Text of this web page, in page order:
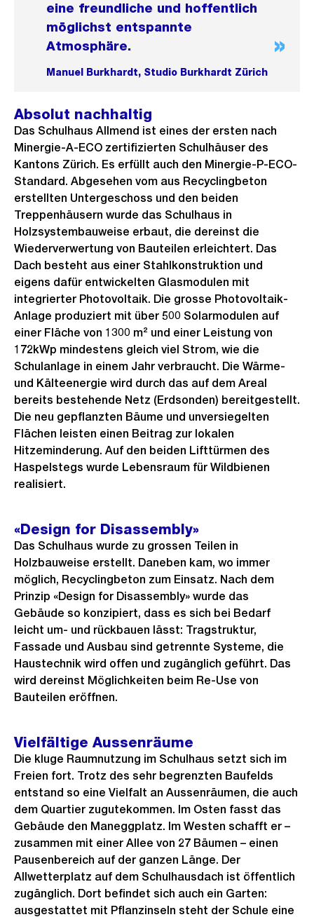
eine freundliche und hoffentlich
möglichst entspannte
Atmosphäre.
Manuel Burkhardt, Studio Burkhardt Zürich
Absolut nachhaltig
Das Schulhaus Allmend ist eines der ersten nach
Minergie-A-ECO zertifizierten Schulhäuser des
Kantons Zürich. Es erfüllt auch den Minergie-P-ECO-
Standard. Abgesehen vom aus Recyclingbeton
erstellten Untergeschoss und den beiden
Treppenhäusern wurde das Schulhaus in
Holzsystembauweise erbaut, die dereinst die
Wiederverwertung von Bauteilen erleichtert. Das
Dach besteht aus einer Stahlkonstruktion und
eigens dafür entwickelten Glasmodulen mit
integrierter Photovoltaik. Die grosse Photovoltaik-
Anlage produziert mit über 500 Solarmodulen auf
einer Fläche von 1300 m² und einer Leistung von
172kWp mindestens gleich viel Strom, wie die
Schulanlage in einem Jahr verbraucht. Die Wärme-
und Kälteenergie wird durch das auf dem Areal
bereits bestehende Netz (Erdsonden) bereitgestellt.
Die neu gepflanzten Bäume und unversiegelten
Flächen leisten einen Beitrag zur lokalen
Hitzeminderung. Auf den beiden Lifttürmen des
Haspelstegs wurde Lebensraum für Wildbienen
realisiert.
«Design for Disassembly»
Das Schulhaus wurde zu grossen Teilen in
Holzbauweise erstellt. Daneben kam, wo immer
möglich, Recyclingbeton zum Einsatz. Nach dem
Prinzip «Design for Disassembly» wurde das
Gebäude so konzipiert, dass es sich bei Bedarf
leicht um- und rückbauen lässt: Tragstruktur,
Fassade und Ausbau sind getrennte Systeme, die
Haustechnik wird offen und zugänglich geführt. Das
wird dereinst Möglichkeiten beim Re-Use von
Bauteilen eröffnen.
Vielfältige Aussenräume
Die kluge Raumnutzung im Schulhaus setzt sich im
Freien fort. Trotz des sehr begrenzten Baufelds
entstand so eine Vielfalt an Aussenräumen, die auch
dem Quartier zugutekommen. Im Osten fasst das
Gebäude den Maneggplatz. Im Westen schafft er –
zusammen mit einer Allee von 27 Bäumen – einen
Pausenbereich auf der ganzen Länge. Der
Allwetterplatz auf dem Schulhausdach ist öffentlich
zugänglich. Dort befindet sich auch ein Garten:
ausgestattet mit Pflanzinseln steht der Schule eine